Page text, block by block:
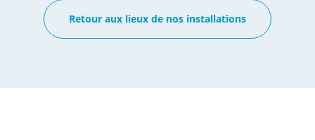
directement sur les marches de l’escalier avant
intégration de la chaise elle-même. Cette personne âgée
est ravie de son installation et va lui permettre de
Retour aux lieux de nos installations